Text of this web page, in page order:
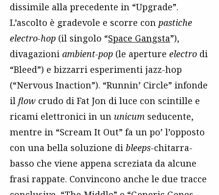
dissimile alla precedente in “Upgrade”.
L’ascolto è gradevole e scorre con pastiche
electro-hop (il singolo “Space Gangsta”),
divagazioni ambient-pop (le aperture electro di
“Bleed”) e bizzarri esperimenti jazz-hop
(“Nervous Inaction”). “Runnin’ Circle” infonde
il flow crudo di Fat Jon di luce con scintille e
ricami elettronici in un unicum seducente,
mentre in “Scream It Out” fa un po’ l’opposto
con una bella soluzione di bleeps-chitarra-
basso che viene appena screziata da alcune
frasi rappate. Convincono anche le due tracce